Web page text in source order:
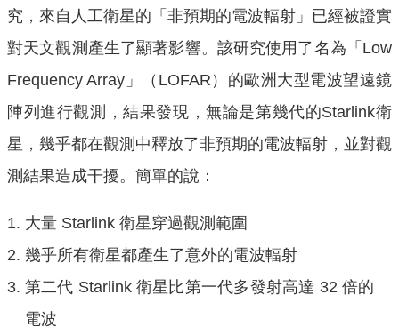
究，來自人工衛星的「非預期的電波輻射」已經被證實
對天文觀測產生了顯著影響。該研究使用了名為「Low
Frequency Array」（LOFAR）的歐洲大型電波望遠鏡
陣列進行觀測，結果發現，無論是第幾代的Starlink衛
星，幾乎都在觀測中釋放了非預期的電波輻射，並對觀
測結果造成干擾。簡單的說：
大量 Starlink 衛星穿過觀測範圍
幾乎所有衛星都產生了意外的電波輻射
第二代 Starlink 衛星比第一代多發射高達 32 倍的
電波